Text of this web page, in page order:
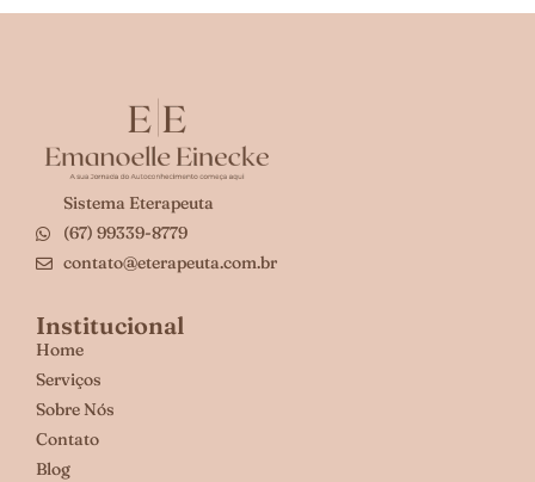
Sistema Eterapeuta
(67) 99339-8779
contato@eterapeuta.com.br
Institucional
Home
Serviços
Sobre Nós
Contato
Blog